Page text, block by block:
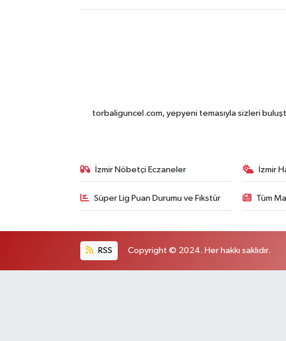
torbaliguncel.com, yepyeni temasıyla sizleri
İzmir Nöbetçi Eczaneler İzmir
Süper Lig Puan Durumu ve Fikstür Tüm
RSS Copyright © 2024. Her hakkı saklıdır.